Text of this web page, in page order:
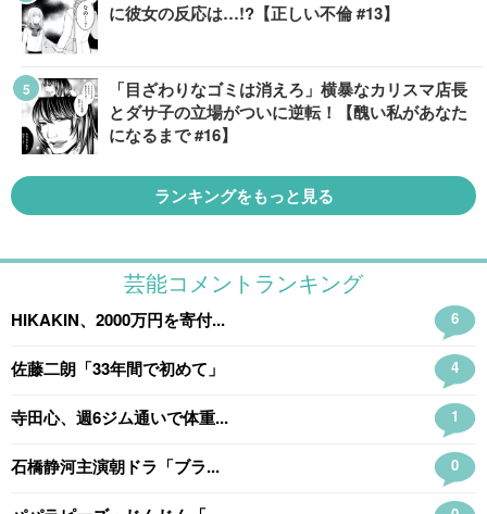
に彼女の反応は…!?【正しい不倫 #13】
「目ざわりなゴミは消えろ」横暴なカリスマ店長
とダサ子の立場がついに逆転！【醜い私があなた
になるまで #16】
ランキングをもっと見る